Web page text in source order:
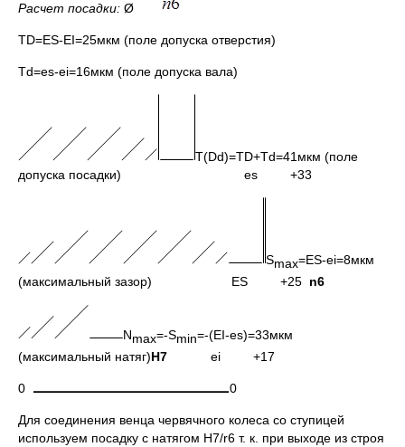
Расчет посадки: Ø
TD=ES-EI=25мкм (поле допуска отверстия)
Td=es-ei=16мкм (поле допуска вала)
T(Dd)=TD+Td=41мкм (поле
допуска посадки) es +33
Smax=ES-ei=8мкм
(максимальный зазор) ES +25 n6
Nmax=-Smin=-(EI-es)=33мкм
(максимальный натяг)H7 ei +17
0 0
Для соединения венца червячного колеса со ступицей
используем посадку с натягом H7/r6 т. к. при выходе из строя